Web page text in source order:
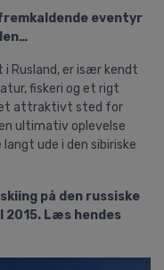
eventyr
Rusland, er især kendt
fiskeri og et rigt
et attraktivt sted for
ultimativ oplevelse
ude i den sibiriske
på den russiske
Læs hendes